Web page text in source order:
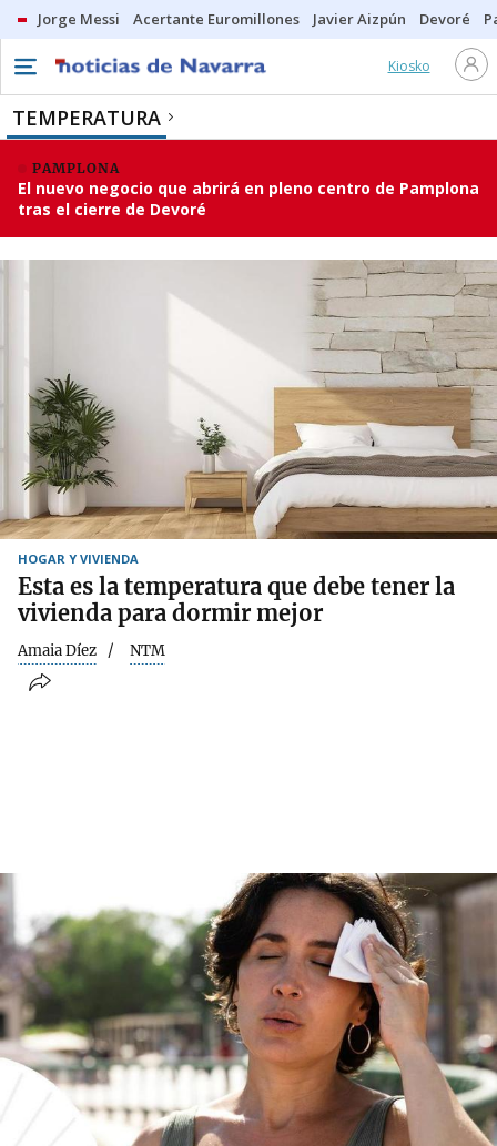
Jorge Messi Acertante Euromillones Javier Aizpún Devoré
Kiosko
TEMPERATURA
PAMPLONA
El nuevo negocio que abrirá en pleno centro de Pamplona
tras el cierre de Devoré
HOGAR Y VIVIENDA
Esta es la temperatura que debe tener la
vivienda para dormir mejor
Amaia Díez NTM